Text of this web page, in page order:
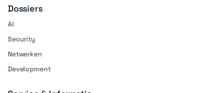
Dossiers
AI
Security
Netwerken
Development